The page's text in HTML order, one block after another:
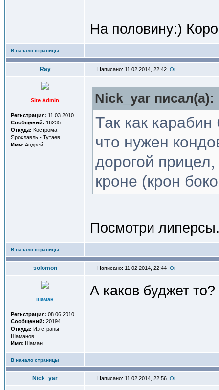
На половину:)
В начало страницы
Ray Написано: 11.02.2014, 22:42
Site Admin
Регистрация: 11.03.2010
Сообщений: 16235
Откуда: Кострома -
Ярославль - Тутаев
Имя: Андрей
Nick_yar писал(a):
Так как
что нужен
дорогой
кроне (крон
Посмотри липерсы.
В начало страницы
solomon Написано: 11.02.2014, 22:44
шаман
Регистрация: 08.06.2010
Сообщений: 20194
Откуда: Из страны
Шаманов.
Имя: Шаман
А каков буджет
В начало страницы
Nick_yar Написано: 11.02.2014, 22:56